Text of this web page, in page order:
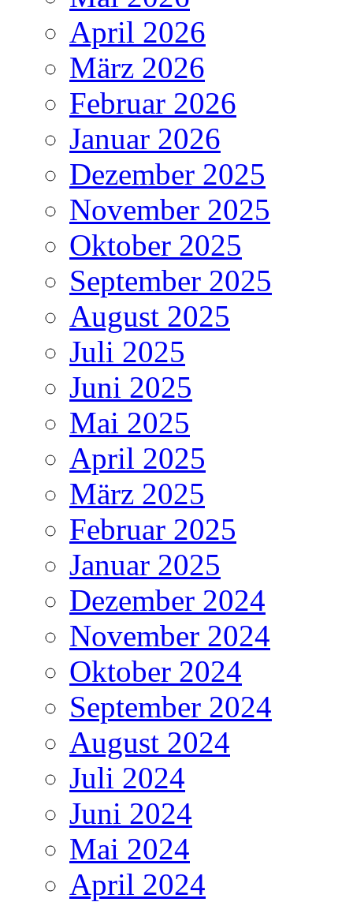
April 2026
März 2026
Februar 2026
Januar 2026
Dezember 2025
November 2025
Oktober 2025
September 2025
August 2025
Juli 2025
Juni 2025
Mai 2025
April 2025
März 2025
Februar 2025
Januar 2025
Dezember 2024
November 2024
Oktober 2024
September 2024
August 2024
Juli 2024
Juni 2024
Mai 2024
April 2024